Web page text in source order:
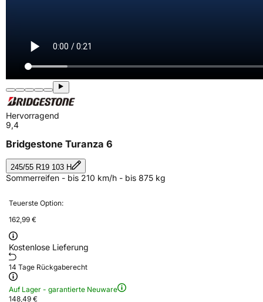
Hervorragend
9,4
Bridgestone Turanza 6
245/55 R19 103 H
Sommerreifen - bis 210 km/h - bis 875 kg
Teuerste Option:
162,99 €
Kostenlose Lieferung
14 Tage Rückgaberecht
Auf Lager - garantierte Neuware
148,49 €